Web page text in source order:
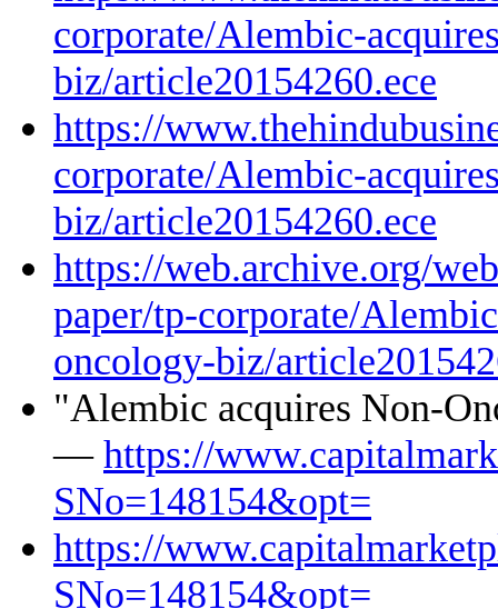
corporate/Alembic-
biz/article20154260.ece
https://
corporate/Alembic-
biz/article20154260.ece
https://web.archive.org/
paper/tp-corporate/
oncology-biz/
"Alembic acquires Non-
— https://
SNo=148154&opt=
https://
SNo=148154&opt=